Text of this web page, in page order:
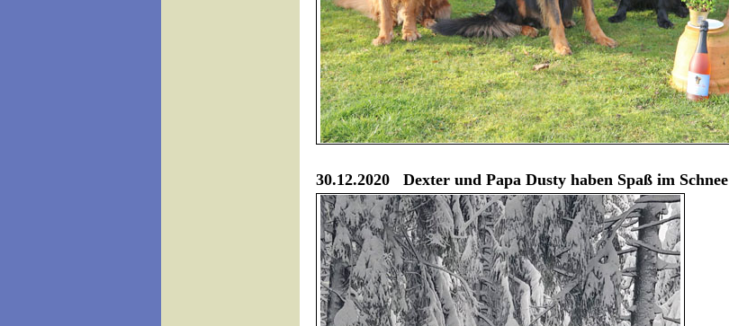
30.12.2020 Dexter und Papa Dusty haben Spaß im Schnee